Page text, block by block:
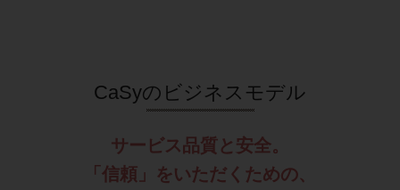
CaSyのビジネスモデル
サービス品質と安全。
「信頼」をいただくための、